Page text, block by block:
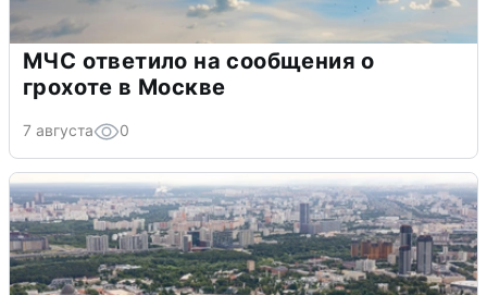
МЧС ответило на сообщения о
грохоте в Москве
7 августа 0